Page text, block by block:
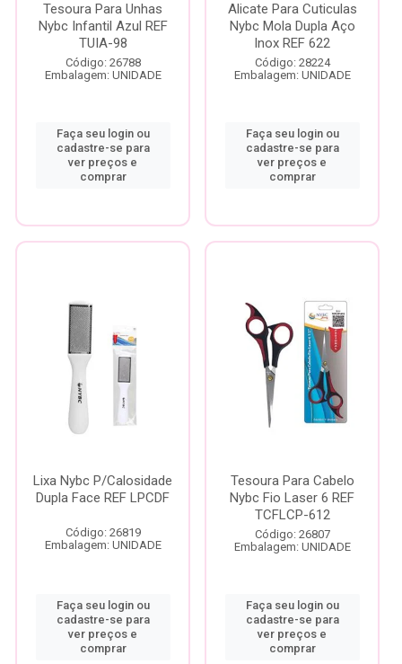
Tesoura Para Unhas
Nybc Infantil Azul REF
TUIA-98
Código: 26788
Embalagem: UNIDADE
Faça seu login ou
cadastre-se para
ver preços e
comprar
Alicate Para Cuticulas
Nybc Mola Dupla Aço
Inox REF 622
Código: 28224
Embalagem: UNIDADE
Faça seu login ou
cadastre-se para
ver preços e
comprar
Lixa Nybc P/Calosidade
Dupla Face REF LPCDF
Código: 26819
Embalagem: UNIDADE
Faça seu login ou
cadastre-se para
ver preços e
comprar
Tesoura Para Cabelo
Nybc Fio Laser 6 REF
TCFLCP-612
Código: 26807
Embalagem: UNIDADE
Faça seu login ou
cadastre-se para
ver preços e
comprar